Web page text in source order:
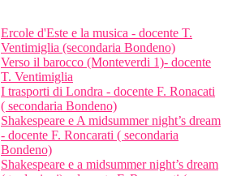
Ercole d'Este e la musica - docente T.
Ventimiglia (secondaria Bondeno)
Verso il barocco (Monteverdi 1)- docente
T. Ventimiglia
I trasporti di Londra - docente F. Ronacati
( secondaria Bondeno)
Shakespeare e A midsummer night’s dream
- docente F. Roncarati ( secondaria
Bondeno)
Shakespeare e a midsummer night’s dream